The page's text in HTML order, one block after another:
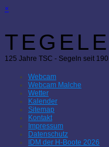
×
125 Jahre TSC - Segeln seit
Webcam
Webcam Malche
Wetter
Kalender
Sitemap
Kontakt
Impressum
Datenschutz
IDM der H-Boote 2026